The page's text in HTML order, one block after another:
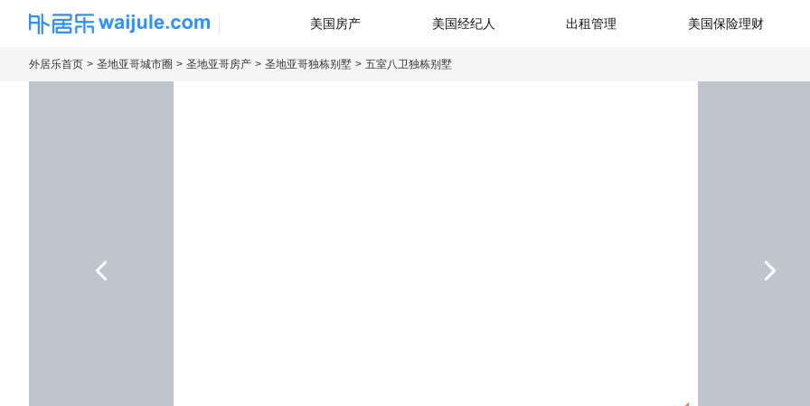
海外房产信息平台
美国房产 美国经纪人 出租管理 美国保险理财
外居乐首页 圣地亚哥城市圈 圣地亚哥房产 圣地亚哥独栋别墅 五室八卫独栋别墅